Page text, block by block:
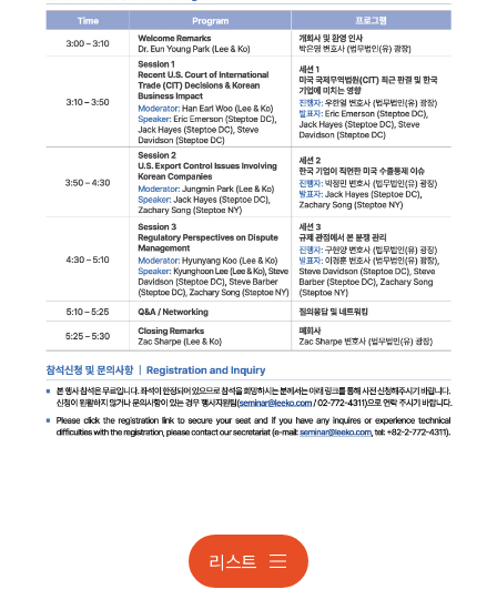
리스트